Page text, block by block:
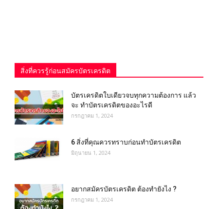
สิ่งที่ควรรู้ก่อนสมัครบัตรเครดิต
บัตรเครดิตใบเดียวจบทุกความต้องการ แล้ว
จะ ทำบัตรเครดิตของอะไรดี
กรกฎาคม 1, 2024
6 สิ่งที่คุณควรทราบก่อนทำบัตรเครดิต
มิถุนายน 1, 2024
อยากสมัครบัตรเครดิต ต้องทำยังไง ?
กรกฎาคม 1, 2024